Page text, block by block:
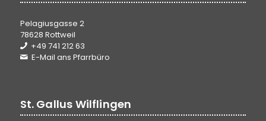
Pelagiusgasse 2
78628 Rottweil
+49 741 212 63
E-Mail ans Pfarrbüro
St. Gallus Wilflingen